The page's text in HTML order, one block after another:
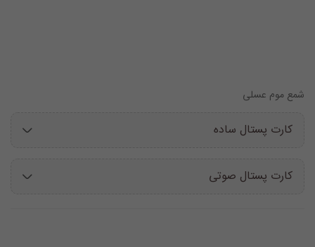
شمع موم عسلی
کارت پستال ساده
کارت پستال صوتی